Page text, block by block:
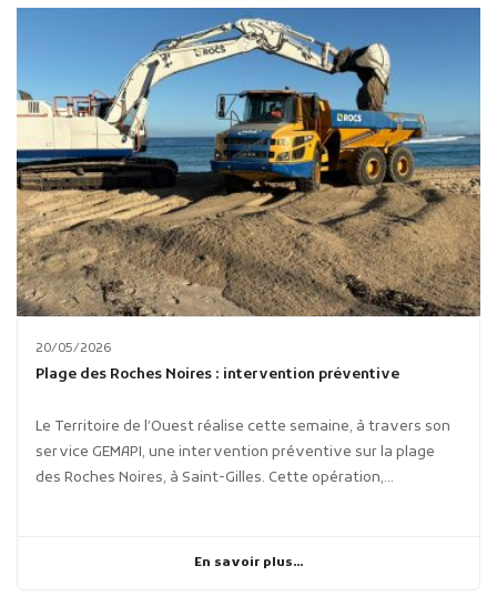
20/05/2026
Plage des Roches Noires : intervention préventive
Le Territoire de l’Ouest réalise cette semaine, à travers son
service GEMAPI, une intervention préventive sur la plage
des Roches Noires, à Saint-Gilles. Cette opération,...
En savoir plus...